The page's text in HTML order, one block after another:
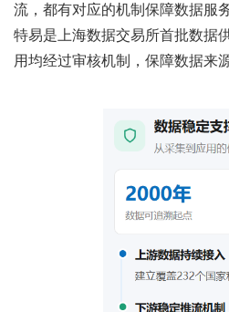
流，都有对应的机制保障数据服
特易是上海数据交易所首批数据
用均经过审核机制，保障数据来